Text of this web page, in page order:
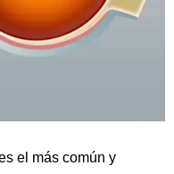
el más común y